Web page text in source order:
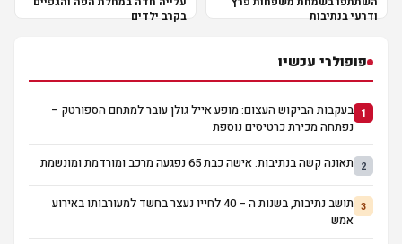
ודרעי בנתיבות
בקרב ילדים
פופולרי עכשיו
1 בעקבות הביקוש העצום: מופע אייל גולן עובר למתחם הספורטק –
נפתחה מכירת כרטיסים נוספת
2 תאונה קשה בנתיבות: אישה כבת 65 נפגעה מרכב ומורדמת ומונשמת
3
תושב נתיבות, בשנות ה – 40 לחייו נעצר בחשד למעורבותו באירוע
אמש